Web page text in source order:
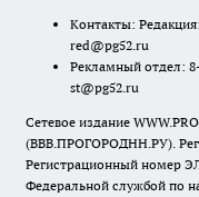
Контакты:
red@pg52.ru
Рекламный отдел:
st@pg52.ru
Сетевое издание
(ВВВ.ПРОГОРОДНН.РУ).
Регистрационный номер
Федеральной службой по